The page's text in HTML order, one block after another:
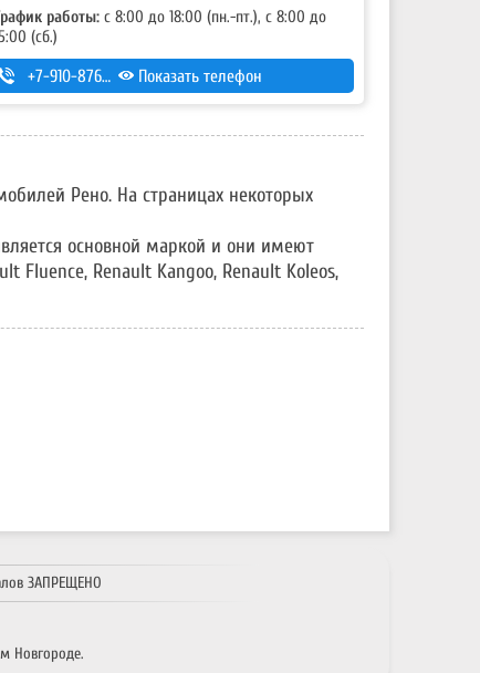
работы: с 8:00 до 18:00 (пн.-пт.), с 8:00 до
(сб.)
+7-910-876-65-85
Показать телефон
Рено. На страницах некоторых
основной маркой и они имеют
Fluence, Renault Kangoo, Renault Koleos,
ЗАПРЕЩЕНО
Новгороде.